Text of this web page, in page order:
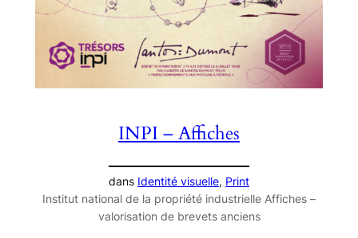
INPI – Affiches
dans Identité visuelle, Print
Institut national de la propriété industrielle Affiches –
valorisation de brevets anciens